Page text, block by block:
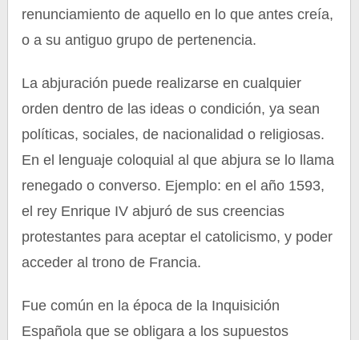
renunciamiento de aquello en lo que antes creía,
o a su antiguo grupo de pertenencia.
La abjuración puede realizarse en cualquier
orden dentro de las ideas o condición, ya sean
políticas, sociales, de nacionalidad o religiosas.
En el lenguaje coloquial al que abjura se lo llama
renegado o converso. Ejemplo: en el año 1593,
el rey Enrique IV abjuró de sus creencias
protestantes para aceptar el catolicismo, y poder
acceder al trono de Francia.
Fue común en la época de la Inquisición
Española que se obligara a los supuestos